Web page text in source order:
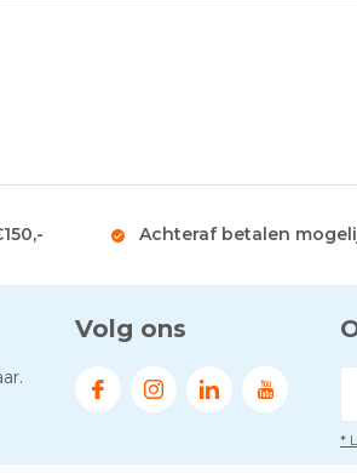
Achteraf betalen
Volg ons
*